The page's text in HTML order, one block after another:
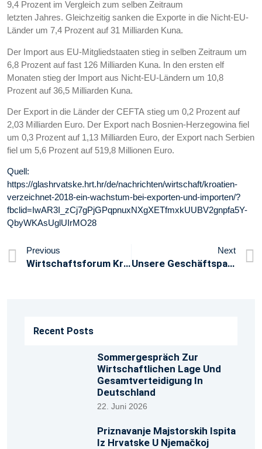
9,4 Prozent im Vergleich zum selben Zeitraum
letzten Jahres. Gleichzeitig sanken die Exporte in die Nicht-EU-
Länder um 7,4 Prozent auf 31 Milliarden Kuna.
Der Import aus EU-Mitgliedstaaten stieg in selben Zeitraum um
6,8 Prozent auf fast 126 Milliarden Kuna. In den ersten elf
Monaten stieg der Import aus Nicht-EU-Ländern um 10,8
Prozent auf 36,5 Milliarden Kuna.
Der Export in die Länder der CEFTA stieg um 0,2 Prozent auf
2,03 Milliarden Euro. Der Export nach Bosnien-Herzegowina fiel
um 0,3 Prozent auf 1,13 Milliarden Euro, der Export nach Serbien
fiel um 5,6 Prozent auf 519,8 Millionen Euro.
Quell:
https://glashrvatske.hrt.hr/de/nachrichten/wirtschaft/kroatien-
verzeichnet-2018-ein-wachstum-bei-exporten-und-importen/?
fbclid=IwAR3I_zCj7gPjGPqpnuxNXgXETfmxkUUBV2gnpfa5Y-
QbyWKAsUglUIrMO28
Previous
Wirtschaftsforum Kroatien „Kroatien Im Digitalen Zeitalter – Chancen Und Perspektiven“
Next
Unsere Geschäftspartner Haben Jetzt Noch Eine Möglichkeit Nach Rijeka (Istrien/Kroatien) Zu Reisen.
Recent Posts
Sommergespräch Zur
Wirtschaftlichen Lage Und
Gesamtverteidigung In
Deutschland
22. Juni 2026
Priznavanje Majstorskih Ispita
Iz Hrvatske U Njemačkoj